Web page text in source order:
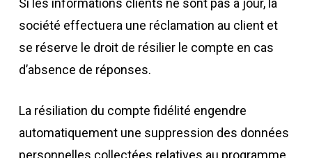
Si les informations clients ne sont pas à jour, la
société effectuera une réclamation au client et
se réserve le droit de résilier le compte en cas
d’absence de réponses.
La résiliation du compte fidélité engendre
automatiquement une suppression des données
personnelles collectées relatives au programme